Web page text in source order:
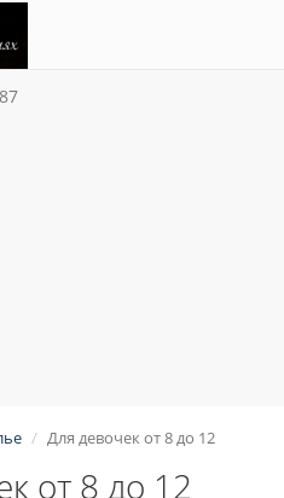
Для девочек от 8 до 12
от 8 до 12